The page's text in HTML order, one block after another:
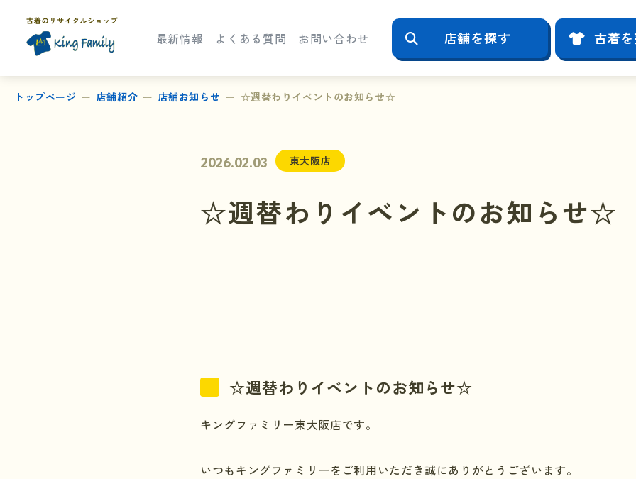
最新情報 よくある質問 お問い合わせ 店舗を探す 古着
トップページ 店舗紹介 店舗お知らせ ☆週替わりイベントのお知らせ☆
2026.02.03 東大阪店
☆週替わりイベントのお知らせ☆
☆週替わりイベントのお知らせ☆
キングファミリー東大阪店です。
いつもキングファミリーをご利用いただき誠にありがとうございます。